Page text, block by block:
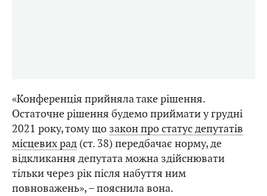
«Конференція прийняла таке рішення.
Остаточне рішення будемо приймати у грудні
2021 року, тому що закон про статус депутатів
місцевих рад (ст. 38) передбачає норму, де
відкликання депутата можна здійснювати
тільки через рік після набуття ним
повноважень», – пояснила вона.